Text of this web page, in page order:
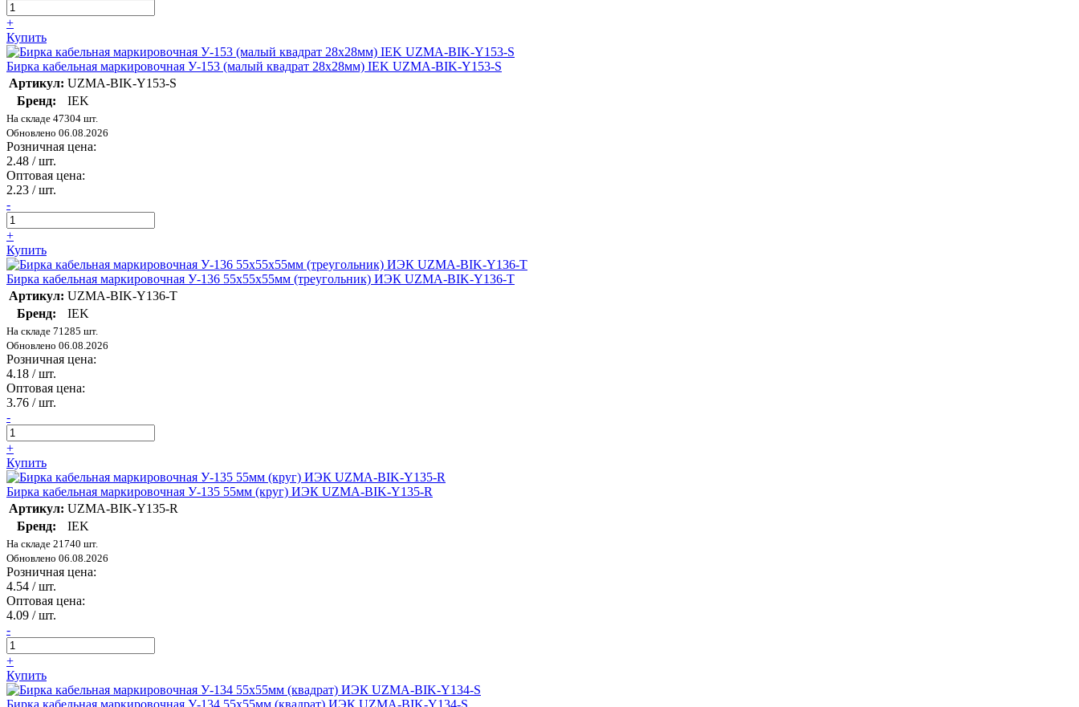
+
Купить
Бирка кабельная маркировочная У-153 (малый квадрат 28х28мм) IEK UZMA-BIK-Y153-S
Артикул: UZMA-BIK-Y153-S
Бренд:
IEK
На складе 47304 шт.
Обновлено 06.08.2026
Розничная цена:
2.48 / шт.
Оптовая цена:
2.23 / шт.
-
+
Купить
Бирка кабельная маркировочная У-136 55х55х55мм (треугольник) ИЭК UZMA-BIK-Y136-T
Артикул: UZMA-BIK-Y136-T
Бренд:
IEK
На складе 71285 шт.
Обновлено 06.08.2026
Розничная цена:
4.18 / шт.
Оптовая цена:
3.76 / шт.
-
+
Купить
Бирка кабельная маркировочная У-135 55мм (круг) ИЭК UZMA-BIK-Y135-R
Артикул: UZMA-BIK-Y135-R
Бренд:
IEK
На складе 21740 шт.
Обновлено 06.08.2026
Розничная цена:
4.54 / шт.
Оптовая цена:
4.09 / шт.
-
+
Купить
Бирка кабельная маркировочная У-134 55х55мм (квадрат) ИЭК UZMA-BIK-Y134-S